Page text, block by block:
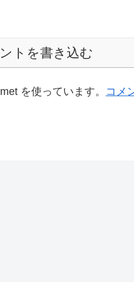
トを書き込む
を使っています。 コメ